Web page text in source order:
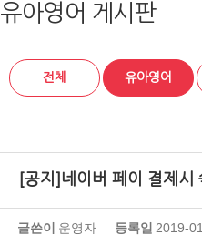
유아영어 게시판
전체 유아영어
[공지]네이버 페이 결제시
글쓴이 운영자 등록일 2019-